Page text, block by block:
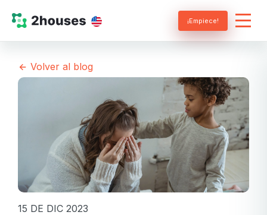
¡Empiece!
Volver al blog
15 DE DIC 2023